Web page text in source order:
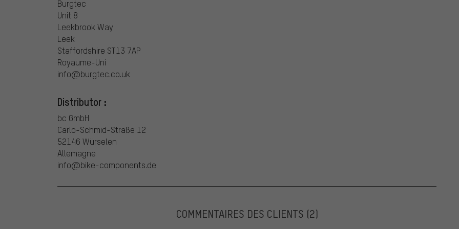
Burgtec
Unit 8
Leekbrook Way
Leek
Staffordshire ST13 7AP
Royaume-Uni
info@burgtec.co.uk
Distributor :
bc GmbH
Carlo-Schmid-Straße 12
52146 Würselen
Allemagne
info@bike-components.de
COMMENTAIRES DES CLIENTS (2)